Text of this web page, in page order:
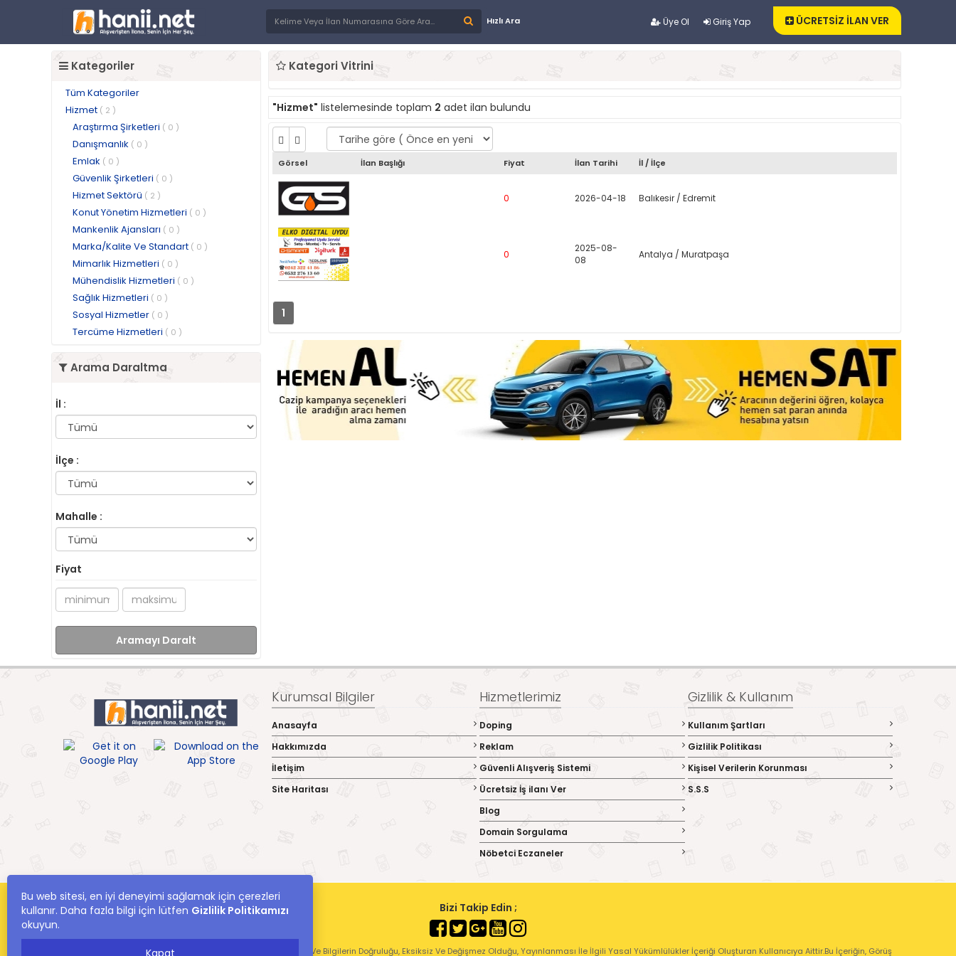
Üye Ol Giriş Yap
Hızlı Ara ÜCRETSİZ İLAN VER
Kategoriler
Tüm Kategoriler
Hizmet ( 2 )
Araştırma Şirketleri ( 0 )
Danışmanlık ( 0 )
Emlak ( 0 )
Güvenlik Şirketleri ( 0 )
Hizmet Sektörü ( 2 )
Konut Yönetim Hizmetleri ( 0 )
Mankenlik Ajansları ( 0 )
Marka/Kalite Ve Standart ( 0 )
Mimarlık Hizmetleri ( 0 )
Mühendislik Hizmetleri ( 0 )
Sağlık Hizmetleri ( 0 )
Sosyal Hizmetler ( 0 )
Tercüme Hizmetleri ( 0 )
Arama Daraltma
İl :
İlçe :
Mahalle :
Fiyat
Aramayı Daralt
Kategori Vitrini
"Hizmet" listelemesinde toplam 2 adet ilan bulundu
Görsel İlan Başlığı Fiyat İlan Tarihi İl / İlçe
0 2026-04-18 Balıkesir / Edremit
0
2025-08-
08
Antalya / Muratpaşa
1
Kurumsal Bilgiler
Anasayfa
Hakkımızda
İletişim
Site Haritası
Hizmetlerimiz
Doping
Reklam
Güvenli Alışveriş Sistemi
Ücretsiz İş ilanı Ver
Blog
Domain Sorgulama
Nöbetci Eczaneler
Gizlilik & Kullanım
Kullanım Şartları
Gizlilik Politikası
Kişisel Verilerin Korunması
S.S.S
Bizi Takip Edin ;
hanii.net Yer Alan Kullanıcıların Oluşturduğu Tüm İçerik, Görüş Ve Bilgilerin Doğruluğu, Eksiksiz Ve Değişmez Olduğu, Yayınlanması İle İlgili Yasal Yükümlülükler İçeriği Oluşturan Kullanıcıya Aittir.Bu İçeriğin, Görüş
Bu web sitesi, en iyi deneyimi sağlamak için çerezleri
kullanır. Daha fazla bilgi için lütfen Gizlilik Politikamızı
okuyun.
Kapat